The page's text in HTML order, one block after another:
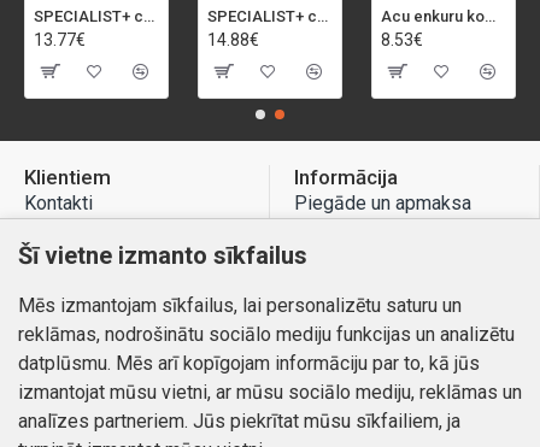
SPECIALIST+ caurumu zāģis BI-METAL, 92 mm
13.77€
SPECIALIST+ caurumu zāģis BI-METAL, 98 mm
14.88€
Acu enkuru komplekts, 3-13 mm, Rapid, 12 gab.
8.53€
Klientiem
Kontakti
Preču atgriešana
Mans profils
Pasūtījumi
Informācija
Piegāde un apmaksa
Atteikuma tiesības
Kontakti
Šī vietne izmanto sīkfailus
Mēs izmantojam sīkfailus, lai personalizētu saturu un
reklāmas, nodrošinātu sociālo mediju funkcijas un analizētu
datplūsmu. Mēs arī kopīgojam informāciju par to, kā jūs
izmantojat mūsu vietni, ar mūsu sociālo mediju, reklāmas un
analīzes partneriem. Jūs piekrītat mūsu sīkfailiem, ja